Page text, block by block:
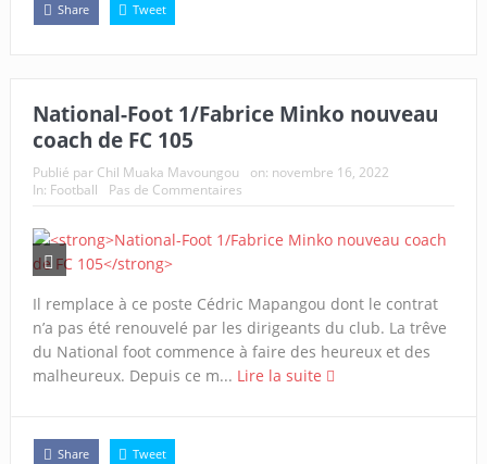
Share Tweet
National-Foot 1/Fabrice Minko nouveau
coach de FC 105
Publié par Chil Muaka Mavoungou on: novembre 16, 2022
In: Football Pas de Commentaires
Il remplace à ce poste Cédric Mapangou dont le contrat
n’a pas été renouvelé par les dirigeants du club. La trêve
du National foot commence à faire des heureux et des
malheureux. Depuis ce m... Lire la suite
Share Tweet